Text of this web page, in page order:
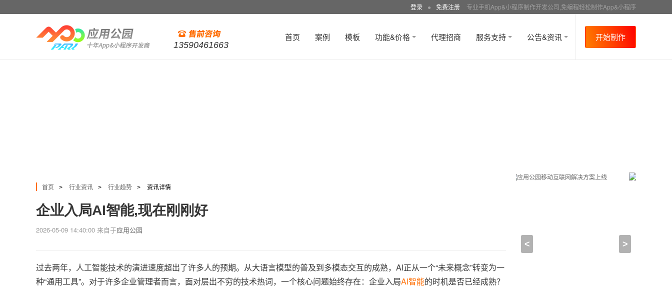
登录 ● 免费注册 专业手机App&小程序制作开发公司,免编程轻松制作App&小程序
13590461663
首页 案例 模板 功能&价格 代理招商 服务支持 公告&资讯 开始制作
首页 > 行业资讯 > 行业趋势 > 资讯详情
企业入局AI智能,现在刚刚好
2026-05-09 14:40:00 来自于应用公园
过去两年，人工智能技术的演进速度超出了许多人的预期。从大语言模型的普及到多模态交互的成熟，AI正从一个“未来概念”转变为一
种“通用工具”。对于许多企业管理者而言，面对层出不穷的技术热词，一个核心问题始终存在：企业入局AI智能的时机是否已经成熟？
< >